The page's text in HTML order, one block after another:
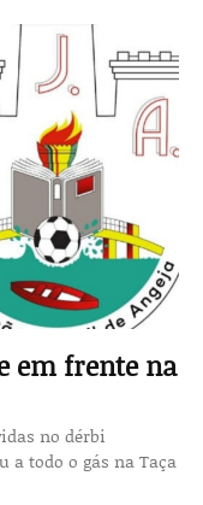
em frente na
no dérbi
a todo o gás na Taça